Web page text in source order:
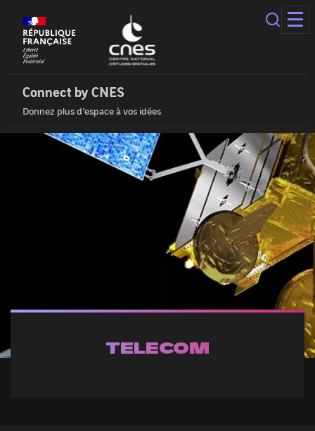
Connect
Accueil
Connect by CNES
Donnez plus d'espace à vos idées
TELECOM
gestion
cookies